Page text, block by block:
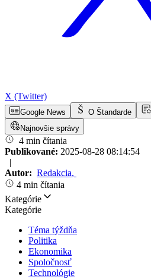
X (Twitter)
Google News O Štandarde
Najnovšie správy
4 min čítania
Publikované: 2025-08-28 08:14:54
|
Autor: Redakcia,
4 min čítania
Kategórie
Kategórie
Téma týždňa
Politika
Ekonomika
Spoločnosť
Technológie